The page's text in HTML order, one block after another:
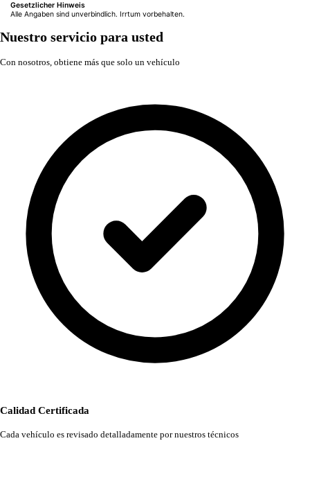
Gesetzlicher Hinweis
Alle Angaben sind unverbindlich. Irrtum vorbehalten.
Nuestro servicio para usted
Con nosotros, obtiene más que solo un vehículo
Calidad Certificada
Cada vehículo es revisado detalladamente por nuestros técnicos